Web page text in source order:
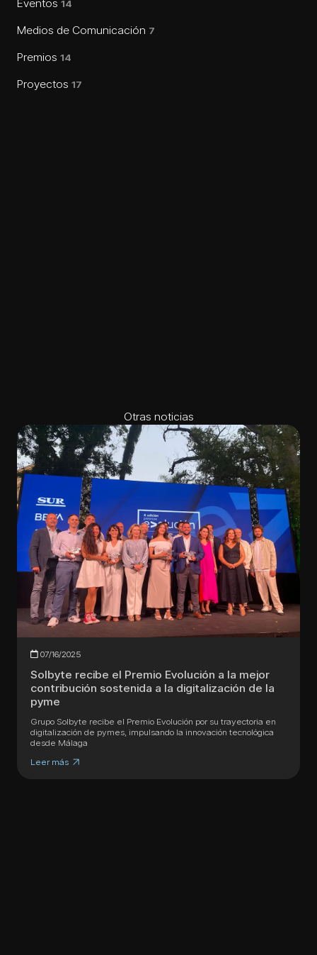
Eventos 14
Medios de Comunicación 7
Premios 14
Proyectos 17
Otras noticias
07/16/2025
Solbyte recibe el Premio Evolución a la mejor
contribución sostenida a la digitalización de la
pyme
Grupo Solbyte recibe el Premio Evolución por su trayectoria en
digitalización de pymes, impulsando la innovación tecnológica
desde Málaga
Leer más